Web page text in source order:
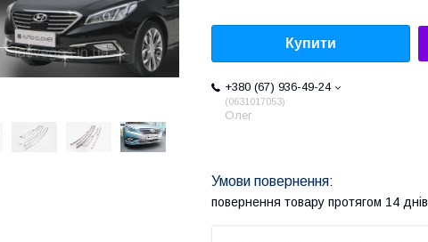
Купити
+380 (67) 936-49-24
0631017053
Олег
повернення товару протягом 14 днів